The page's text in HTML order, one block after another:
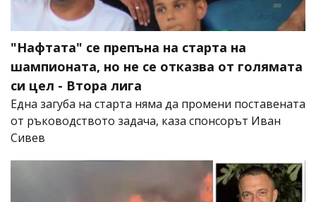
"Нафтата" се препъна на старта на
шампионата, но не се отказва от голямата
си цел - Втора лига
Една загуба на старта няма да промени поставената
от ръководството задача, каза спонсорът Иван
Сивев